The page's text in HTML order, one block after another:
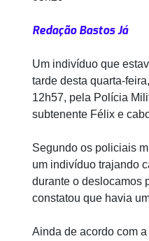
Redação Bastos Já
Um indivíduo que
tarde desta quarta-
12h57, pela Polícia
subtenente Félix e
Segundo os policiais
um indivíduo trajando
durante o deslocamos
constatou que havia
Ainda de acordo com